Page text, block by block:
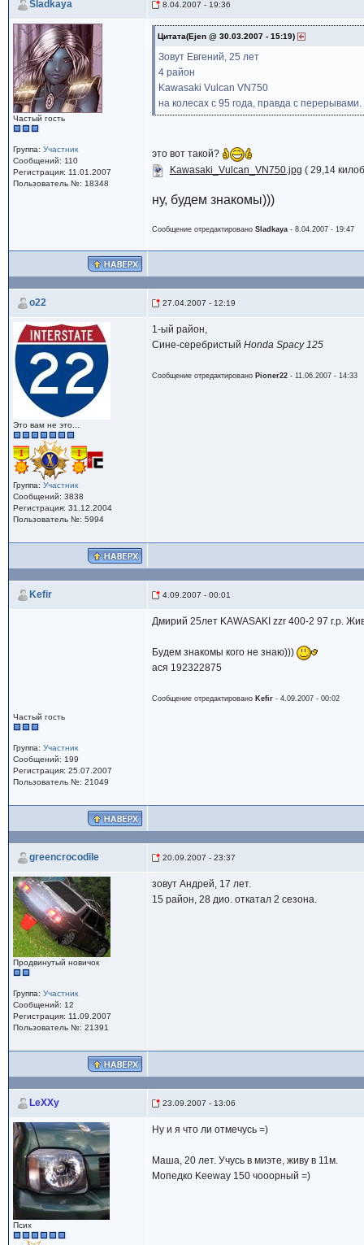
Sladkaya 8.04.2007 - 19:36
Частый гость
Группа: Участник
Сообщений: 110
Регистрация: 11.01.2007
Пользователь №: 18348
Цитата(Ejen @ 30.03.2007 - 15:19)
Зовут Евгений, 25 лет
4 район
Kawasaki Vulcan VN750
на колесах с 95 года, правда с перерывами.
это вот такой?
Kawasaki_Vulcan_VN750.jpg ( 29,14
ну, будем знакомы)))
Сообщение отредактировано Sladkaya- 8.04.2007 - 19:47
o22 27.04.2007 - 12:19
Это вам не это...
Группа: Участник
Сообщений: 3838
Регистрация: 31.12.2004
Пользователь №: 5994
1-ый район,
Сине-серебристый Honda Spacy 125
Сообщение отредактировано Pioner22- 11.06.2007 - 14:33
Kefir 4.09.2007 - 00:01
Частый гость
Группа: Участник
Сообщений: 199
Регистрация: 25.07.2007
Пользователь №: 21049
Дмирий 25лет KAWASAKI zzr 400-2 97 г.р.
Будем знакомы кого не знаю)))
ася 192322875
Сообщение отредактировано Kefir- 4.09.2007 - 00:02
greencrocodile 20.09.2007 - 23:37
Продвинутый новичок
Группа: Участник
Сообщений: 12
Регистрация: 11.09.2007
Пользователь №: 21391
зовут Андрей, 17 лет.
15 район, 28 дио. откатал 2 сезона.
LeXXy 23.09.2007 - 13:06
Псих
Ну и я что ли отмечусь =)
Маша, 20 лет. Учусь в миэте, живу в 11м.
Мопедко Keeway 150 чооорный =)